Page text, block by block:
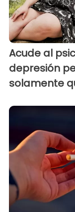
Acude al
depresión
solamente